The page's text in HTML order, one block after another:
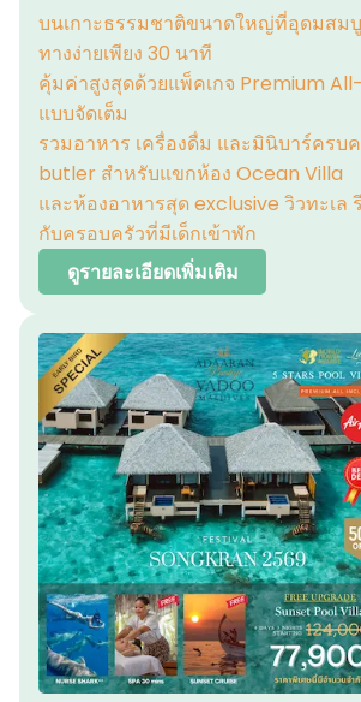
บนเกาะธรรมชาติขนาดใหญ่ที่อุดมสม
ทางง่ายเพียง 30 นาที
คุ้มค่าสูงสุดด้วยแพ็คเกจ Premium
แบบจัดเต็ม
รวมอาหาร เครื่องดื่ม และมินิบาร์ครบ
butler สำหรับแขกห้อง Ocean Villa
และห้องอาหารสุด exclusive วิวทะเล
กับครอบครัวที่มีเด็กเข้าพัก
ดูรายละเอียดเพิ่มเติม